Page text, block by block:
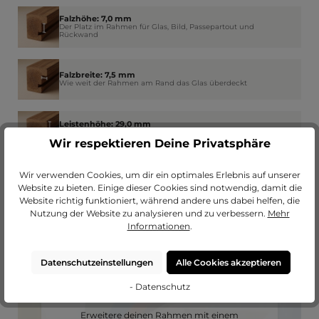
Falzhöhe: 7,0 mm
Der Platz im Rahmen für Glas, Bild, Passepartout und
Rückwand
Falzbreite: 7,5 mm
Wie weit der Rahmen am Rand das Glas überdeckt
Leistenhöhe: 29,0 mm
Wand auf
Passendes Passepartout?
Erweitere deinen Rahmen mit einem
Wir respektieren Deine Privatsphäre
Wir verwenden Cookies, um dir ein optimales Erlebnis auf unserer
Website zu bieten. Einige dieser Cookies sind notwendig, damit die
Website richtig funktioniert, während andere uns dabei helfen, die
Nutzung der Website zu analysieren und zu verbessern. Mehr
Informationen.
Datenschutzeinstellungen Alle Cookies akzeptieren
- Datenschutz